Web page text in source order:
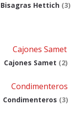
Bisagras Hettich (3)
Cajones Samet (2)
Condimenteros (3)